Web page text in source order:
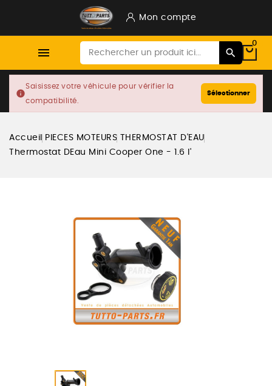
Mon compte

0
info
Saisissez votre véhicule pour vérifier la
compatibilité.
Sélectionner
Accueil PIECES MOTEURS
THERMOSTAT D'EAU
Thermostat DEau Mini Cooper One - 1.6 I'